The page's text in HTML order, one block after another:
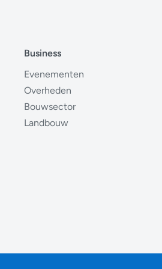
Business
Evenementen
Overheden
Bouwsector
Landbouw